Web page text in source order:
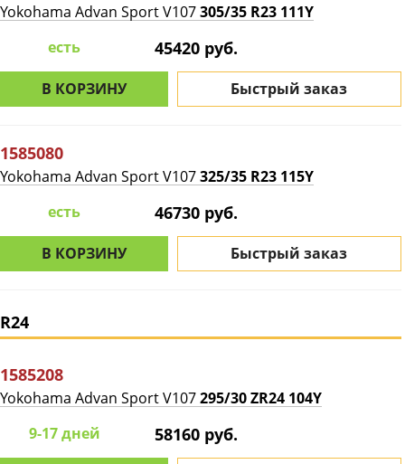
Yokohama Advan Sport V107305/35 R23 111Y
есть
45420 руб.
В КОРЗИНУ Быстрый заказ
1585080
Yokohama Advan Sport V107325/35 R23 115Y
есть
46730 руб.
В КОРЗИНУ Быстрый заказ
R24
1585208
Yokohama Advan Sport V107295/30 ZR24 104Y
9-17 дней
58160 руб.